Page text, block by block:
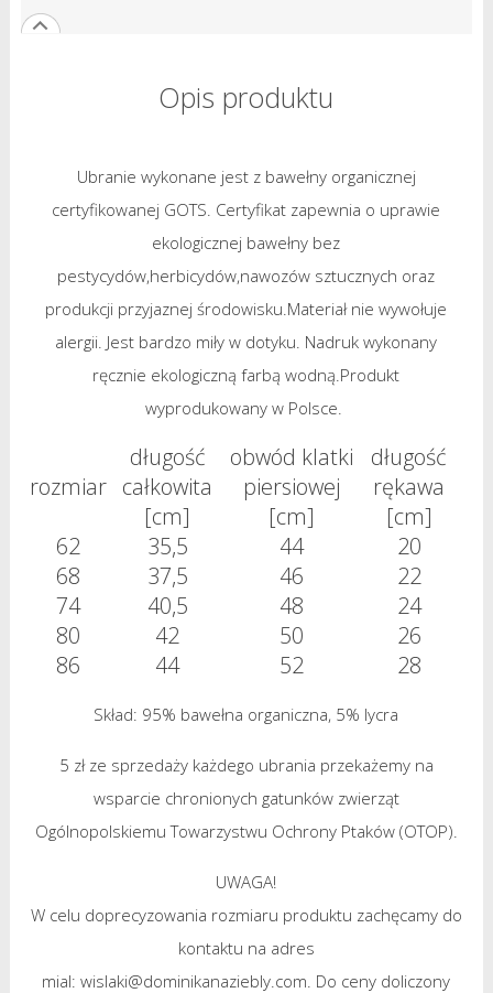
Opis produktu
Ubranie wykonane jest z bawełny organicznej
certyfikowanej GOTS. Certyfikat zapewnia o uprawie
ekologicznej bawełny bez
pestycydów,herbicydów,nawozów sztucznych oraz
produkcji przyjaznej środowisku.Materiał nie wywołuje
alergii. Jest bardzo miły w dotyku. Nadruk wykonany
ręcznie ekologiczną farbą wodną.Produkt
wyprodukowany w Polsce.
rozmiar
długość
całkowita
[cm]
obwód klatki
piersiowej
[cm]
długość
rękawa
[cm]
62
35,5 44
20
68
37,5 46
22
74
40,5 48
24
80
42 50
26
86
44 52 28
Skład: 95% bawełna organiczna, 5% lycra
5 zł ze sprzedaży każdego ubrania przekażemy na
wsparcie chronionych gatunków zwierząt
Ogólnopolskiemu Towarzystwu Ochrony Ptaków (OTOP).
UWAGA!
W celu doprecyzowania rozmiaru produktu zachęcamy do
kontaktu na adres
mial: wislaki@dominikanaziebly.com. Do ceny doliczony